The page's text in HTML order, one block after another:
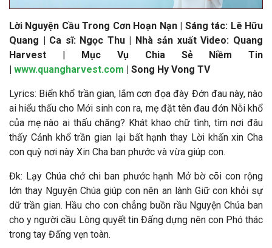
Lời Nguyện Cầu Trong Cơn Hoạn Nạn | Sáng tác: Lê Hữu
Quang | Ca sĩ: Ngọc Thu | Nhà sản xuất Video: Quang
Harvest | Mục Vụ Chia Sẻ Niềm Tin
| www.quangharvest.com | Song Hy Vong TV
Lyrics: Biển khổ trần gian, lắm cơn đọa đày Đớn đau này, nào
ai hiểu thấu cho Mới sinh con ra, mẹ đặt tên đau đớn Nỗi khổ
của mẹ nào ai thấu chăng? Khát khao chữ tình, tìm nơi đâu
thấy Cảnh khổ trần gian lại bất hạnh thay Lời khấn xin Cha
con quỳ nơi này Xin Cha ban phước và vừa giúp con.
Đk: Lạy Chúa chớ chi ban phước hạnh Mở bờ cõi con rộng
lớn thay Nguyện Chúa giúp con nên an lành Giữ con khỏi sự
dữ trần gian. Hầu cho con chẳng buồn rầu Nguyện Chúa ban
cho y người cầu Lòng quyết tin Đấng dựng nên con Phó thác
trong tay Đấng vẹn toàn.